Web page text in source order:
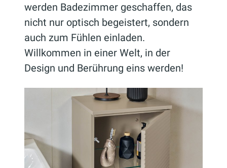
werden Badezimmer geschaffen, das
nicht nur optisch begeistert, sondern
auch zum Fühlen einladen.
Willkommen in einer Welt, in der
Design und Berührung eins werden!